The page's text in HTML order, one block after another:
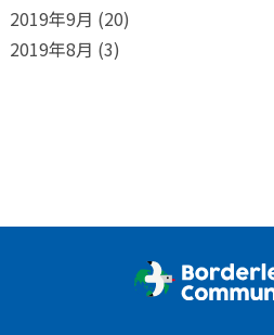
2019年9月 (20)
2019年8月 (3)